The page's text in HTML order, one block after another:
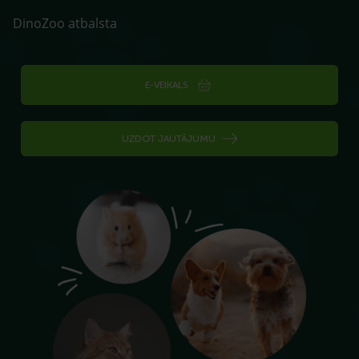
DinoZoo atbalsta
E-VEIKALS
UZDOT JAUTĀJUMU